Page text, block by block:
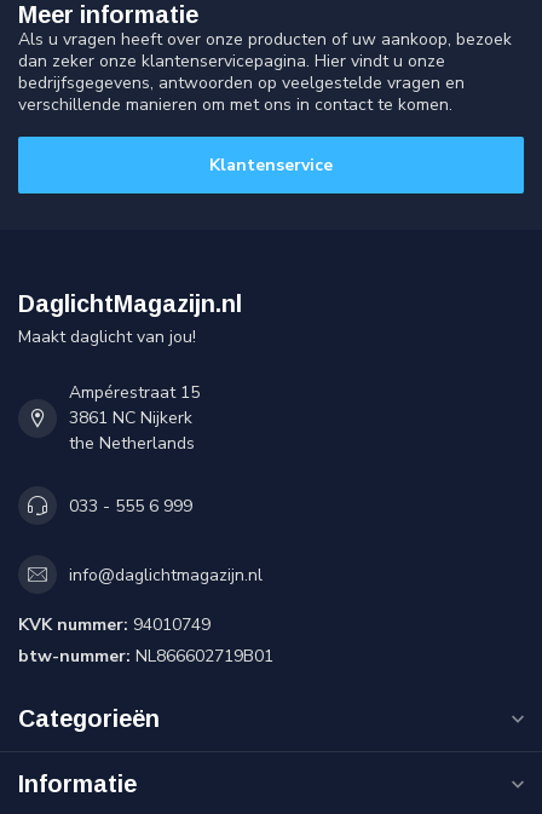
Meer informatie
Als u vragen heeft over onze producten of uw aankoop, bezoek
dan zeker onze klantenservicepagina. Hier vindt u onze
bedrijfsgegevens, antwoorden op veelgestelde vragen en
verschillende manieren om met ons in contact te komen.
Klantenservice
DaglichtMagazijn.nl
Maakt daglicht van jou!
Ampérestraat 15
3861 NC Nijkerk
the Netherlands
033 - 555 6 999
info@daglichtmagazijn.nl
KVK nummer: 94010749
btw-nummer: NL866602719B01
Categorieën
Informatie